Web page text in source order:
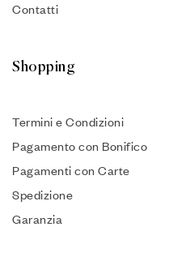
Contatti
Shopping
Termini e Condizioni
Pagamento con Bonifico
Pagamenti con Carte
Spedizione
Garanzia